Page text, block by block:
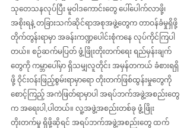
သုတေသနလုပ်ပြီး မူဝါဒကောင်းတွေ ပေါ်ပေါက်လာဖို့၊
အစိုးရနဲ့ တခြားသက်ဆိုင်ရာအစုအဖွဲ့တွေက တာဝန်ခံမှုရှိဖို့
တိုက်တွန်းရာမှာ အခန်းကဏ္ဍပေါင်းစုံကနေ လုပ်ကိုင်ကြပါ
တယ်။ စဉ်ဆက်မပြတ် ဖွံ့ဖြိုးတိုးတက်ရေး ရည်မှန်းချက်
တွေကို ကမ္ဘာပေါ်မှာ ရှိသမျှလူတိုင်း အမှန်တကယ် ခံစားရရှိ
ဖို့ ဝိုင်းဝန်းဖြည့်စွမ်းရာမှာရော တိုးတက်ဖြစ်ထွန်းမှုတွေကို
စောင့်ကြည့် အကဲဖြတ်ရာမှာပါ အရပ်ဘက်အဖွဲ့အစည်းတွေ
က အရေးပါ,ပါတယ်။ လူ့အဖွဲ့အစည်းတစ်ခု ဖွံ့ဖြိုး
တိုးတက်မှု ရှိဖို့ဆိုရင် အရပ်ဘက်အဖွဲ့အစည်းတွေ ထက်